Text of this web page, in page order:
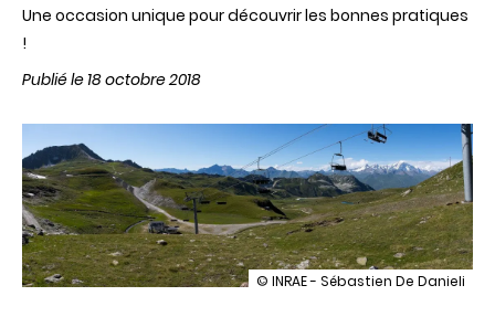
Une occasion unique pour découvrir les bonnes pratiques
!
Publié le 18 octobre 2018
illustration
© INRAE - Sébastien De Danieli